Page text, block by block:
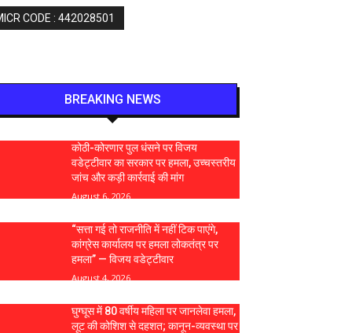
CODE : 442028501
BREAKING NEWS
कोठी-कोरणार पुल धंसने पर विजय
वडेट्टीवार का सरकार पर हमला, उच्चस्तरीय
जांच और कड़ी कार्रवाई की मांग
August 6, 2026
“सत्ता गई तो राजनीति में नहीं टिक पाएंगे,
कांग्रेस कार्यालय पर हमला लोकतंत्र पर
हमला” — विजय वडेट्टीवार
August 4, 2026
घुग्घूस में 80 वर्षीय महिला पर जानलेवा हमला,
लूट की कोशिश से दहशत; कानून-व्यवस्था पर